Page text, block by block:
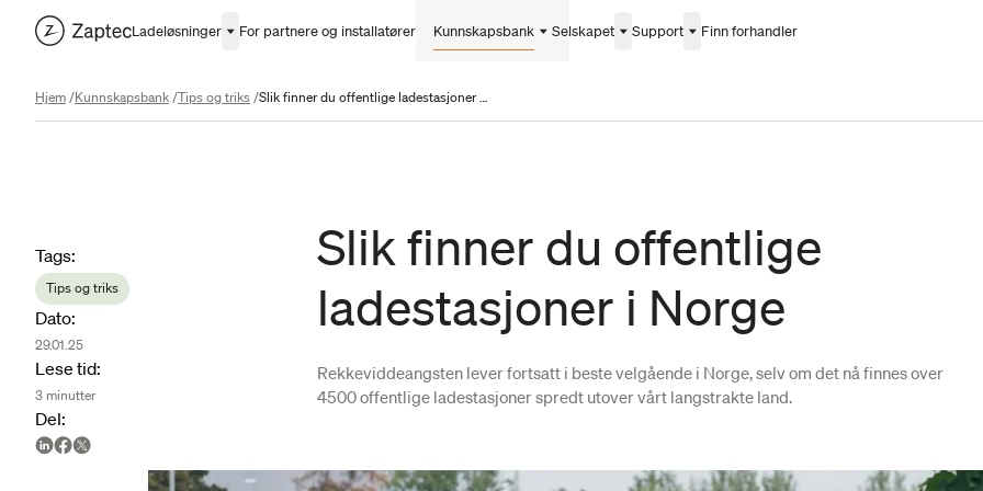
Ladeløsninger For partnere og installatører Kunnskapsbank Selskapet Support Finn forhandler
Hjem/Kunnskapsbank/Tips og triks/ Slik finner du offentlige ladestasjoner i Norge
Slik finner du offentlige
ladestasjoner i Norge
Rekkeviddeangsten lever fortsatt i beste velgående i Norge, selv om det nå finnes over
4500 offentlige ladestasjoner spredt utover vårt langstrakte land.
Article metadata
Tags:
Tips og triks
Dato:
29.01.25
Lese tid:
3 minutter
Del: